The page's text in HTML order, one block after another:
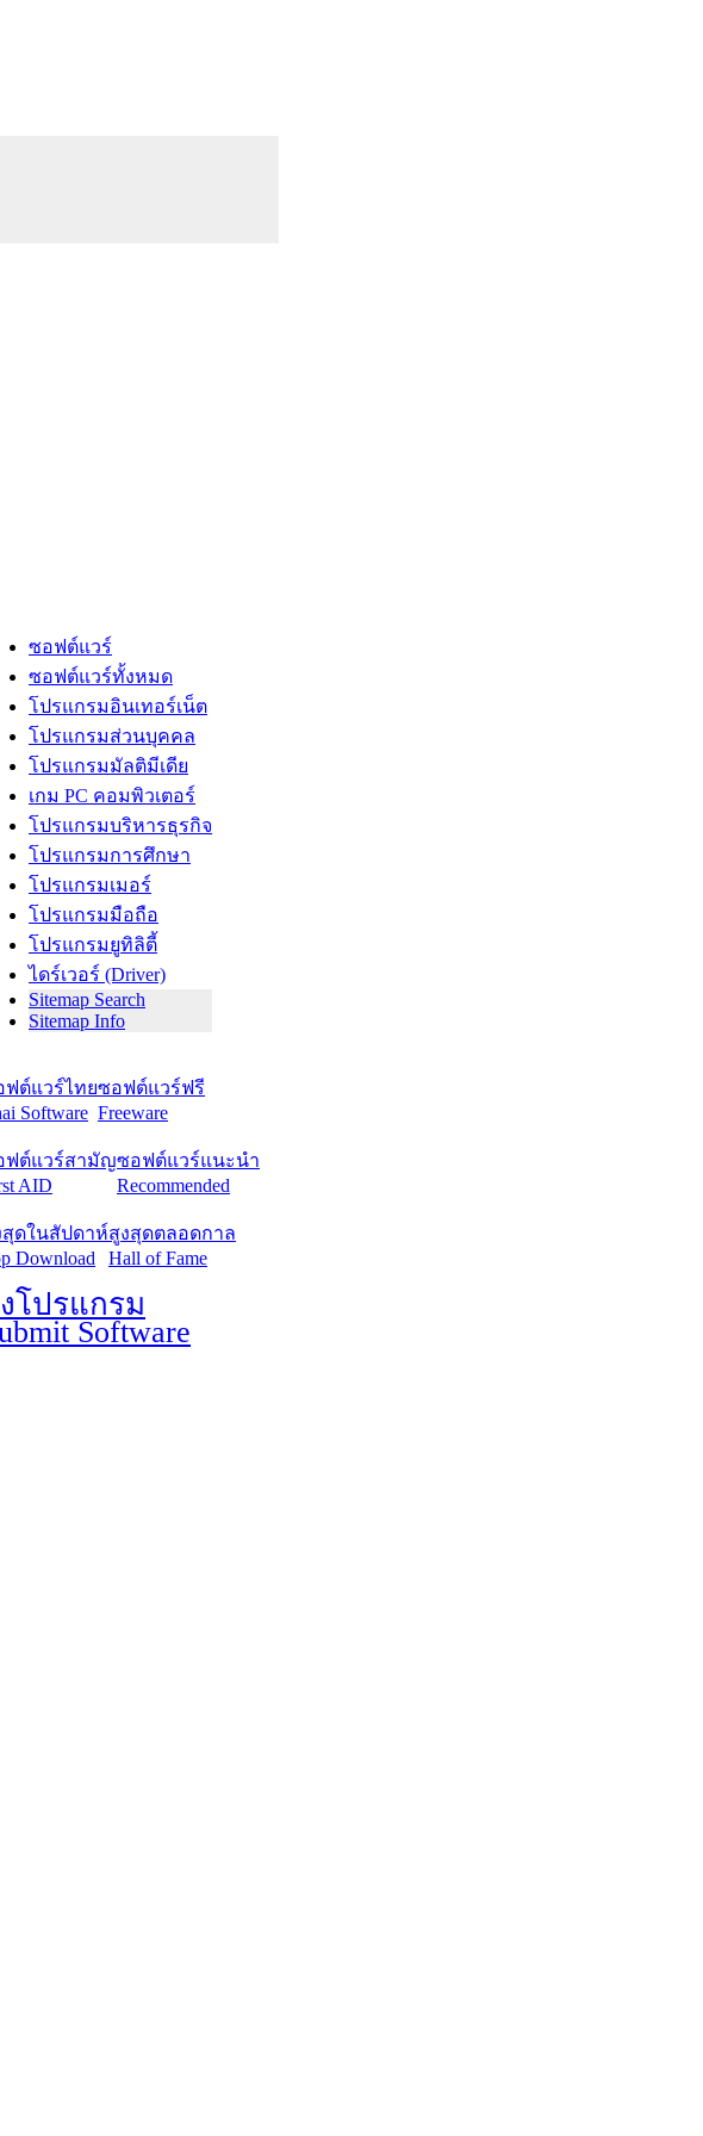
ซอฟต์แวร์
ซอฟต์แวร์ทั้งหมด
โปรแกรมอินเทอร์เน็ต
โปรแกรมส่วนบุคคล
โปรแกรมมัลติมีเดีย
เกม PC คอมพิวเตอร์
โปรแกรมบริหารธุรกิจ
โปรแกรมการศึกษา
โปรแกรมเมอร์
โปรแกรมมือถือ
โปรแกรมยูทิลิตี้
ไดร์เวอร์ (Driver)
Sitemap Search
Sitemap Info
ฟต์แวร์ไทย
Software
ซอฟต์แวร์ฟรี
Freeware
ฟต์แวร์สามัญ
AID
ซอฟต์แวร์แนะนำ
Recommended
สุดในสัปดาห์
Download
สูงสุดตลอดกาล
Hall of Fame
โปรแกรม
Software